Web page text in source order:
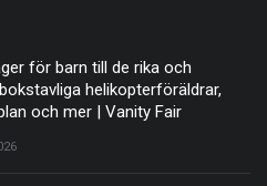
för barn till de rika och
helikopterföräldrar,
och mer | Vanity Fair